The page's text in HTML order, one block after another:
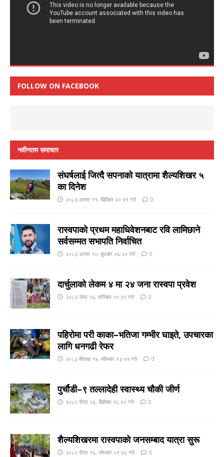
FOLLOW ON FACEBOOK
नवीनतम समाचार
संघर्षलाई जित्दै सपनाको यात्रामा शैल्यशिखर ५
का दिनेश
२०८३ असार ११, बिहीबार २०:४९ गते 0
रास्वपाको प्रथम महाधिवेशनबाट रवि लामिछाने
सर्वसम्मत सभापति निर्वाचित
२०८३ असार १०, बुधबार ०६:२० गते 0
दार्चुलाको लेकम ४ मा २४ जना रास्वपा प्रवेश
२०८३ जेष्ठ १६, शनिबार १०:३९ गते 0
पहिरोमा परी काका–भतिजा गम्भीर घाइते, उपचारका
लागि धनगढी रेफर
२०८३ बैशाख १४, सोमबार १३:५१ गते 0
पुर्चौडी–९ तल्लादेही स्वास्थ्य चौकी जीर्ण
२०८२ चैत्र २६, बिहीबार १८:४२ गते 0
शैल्यशिखरमा रास्वपाकाे जनसम्बाद यात्रा सुरू
२०८२ चैत्र १६, सोमबार ०९:४६ गते 0